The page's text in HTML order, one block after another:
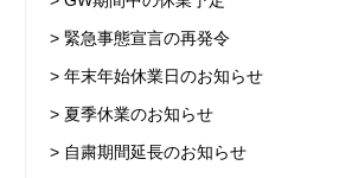
> 緊急事態宣言の再発令
> 年末年始休業日のお知らせ
> 夏季休業のお知らせ
> 自粛期間延長のお知らせ